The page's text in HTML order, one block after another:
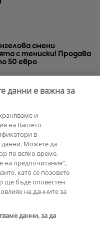
смени
с тениски! Продава
50 евро
РЕКЛАМА
данни е важна за
и
на Вашето
в
данни. Можете да
по всяко време,
на предпочитания“,
като се позовете
ще бъде оповестен
на данните за
данни, за да